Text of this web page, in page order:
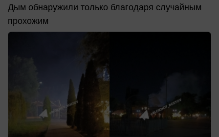
Дым обнаружили только благодаря случайным
прохожим